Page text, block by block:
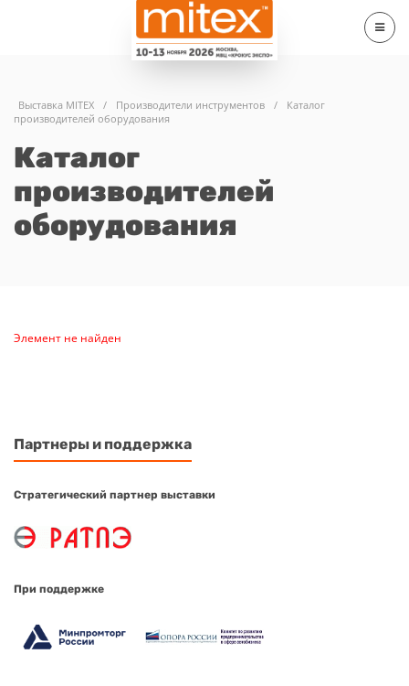
Выставка MITEX / Производители инструментов /
Каталог
производителей оборудования
Каталог
производителей
оборудования
Элемент не найден
Партнеры и поддержка
Стратегический партнер выставки
При поддержке